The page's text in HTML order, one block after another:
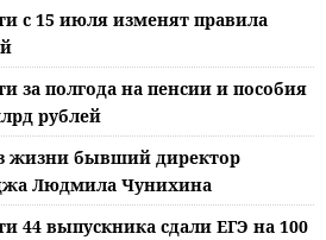
с 15 июля изменят правила
за полгода на пенсии и пособия
рублей
жизни бывший директор
Людмила Чунихина
44 выпускника сдали ЕГЭ на 100